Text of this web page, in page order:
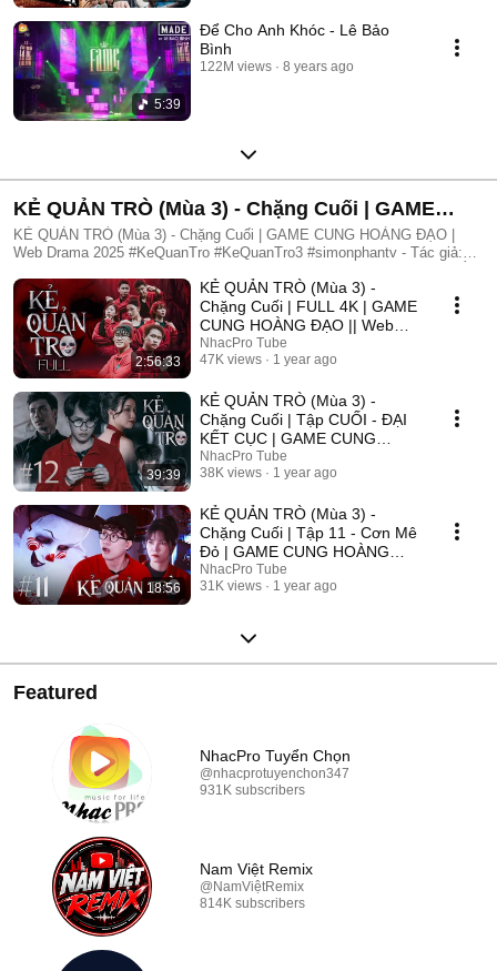
5:39
Để Cho Anh Khóc - Lê Bảo
Bình
122M views 8 years ago
KẺ QUẢN TRÒ (Mùa 3) - Chặng Cuối | GAME
CUNG HOÀNG ĐẠO | Web Drama 2025
KẺ QUẢN TRÒ (Mùa 3) - Chặng Cuối | GAME CUNG HOÀNG ĐẠO |
Web Drama 2025 #KeQuanTro #KeQuanTro3 #simonphantv - Tác giả:
Tâm, Trúc, Khánh Duy ► Một trò chơi kỳ lạ, với mức thưởng tiền tỷ.
Một trò chơi mang hơi hướng của show truyền hình thực tế, nhưng dần
trở nên đen tối hơn quà từng vòng. Ai sẽ là người chiến thắng cuối
cùng?. Mục đích của KẺ QUẢN TRÒ là gì?. Và gương mặt đằng sau
chiếc mặt nạ. Tất cả sẽ tiết lộ trong seri web drama KẺ QUẢN TRÒ
(Mùa 3) Simon Phan _ Anh trai Simon Huỳnh Nhựt _ Diễn viên Huỳnh
Nhựt Bnat _ Ca sĩ Bnat Bảo Ngân _ Cô giáo Bảo Ngân Trúc _ TikToker
Trúc Khánh Duy _ Nghệ sĩ Khánh Duy Simon Phan _ Em trai Cá Hồi
2:56:33
KẺ QUẢN TRÒ (Mùa 3) -
Chặng Cuối | FULL 4K | GAME
CUNG HOÀNG ĐẠO || Web
Drama 2025
NhacPro Tube
47K views
1 year ago
39:39
KẺ QUẢN TRÒ (Mùa 3) -
Chặng Cuối | Tập CUỐI - ĐẠI
KẾT CỤC | GAME CUNG
HOÀNG ĐẠO || Web Drama
2025
NhacPro Tube
38K views
1 year ago
18:56
KẺ QUẢN TRÒ (Mùa 3) -
Chặng Cuối | Tập 11 - Cơn Mê
Đỏ | GAME CUNG HOÀNG
ĐẠO || Web Drama 2025
NhacPro Tube
31K views
1 year ago
Featured
NhacPro Tuyển Chọn
@nhacprotuyenchon347
931K subscribers
Nam Việt Remix
@NamViệtRemix
814K subscribers